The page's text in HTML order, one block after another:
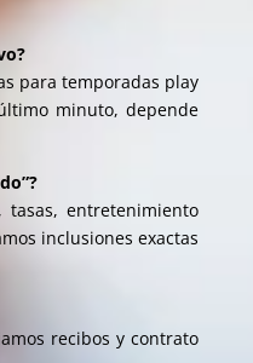
para temporadas play
minuto, depende
tasas, entretenimiento
inclusiones exactas
recibos y contrato